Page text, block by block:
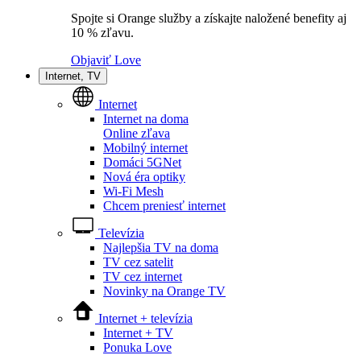
Spojte si Orange služby a získajte naložené benefity aj
10 % zľavu.
Objaviť Love
Internet, TV
Internet
Internet na doma
Online zľava
Mobilný internet
Domáci 5GNet
Nová éra optiky
Wi-Fi Mesh
Chcem preniesť internet
Televízia
Najlepšia TV na doma
TV cez satelit
TV cez internet
Novinky na Orange TV
Internet + televízia
Internet + TV
Ponuka Love